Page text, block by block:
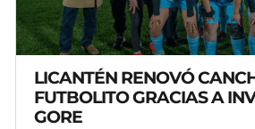
LICANTÉN RENOVÓ
FUTBOLITO GRACIAS A
GORE